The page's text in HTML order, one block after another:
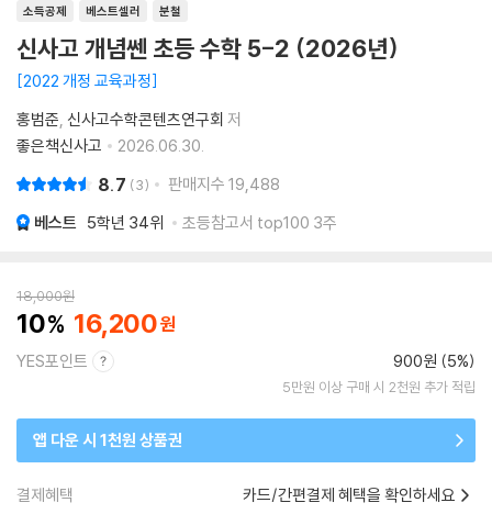
소득공제 베스트셀러 분철
신사고 개념쎈 초등 수학 5-2 (2026년)
2022 개정 교육과정
홍범준 신사고수학콘텐츠연구회 저
좋은책신사고
2026.06.30.
8.7 3 판매지수 19,488
베스트 5학년 34위 초등참고서 top100 3주
18,000원
10 16,200
YES포인트 900원 (5%)
5만원 이상 구매 시 2천원 추가 적립
앱 다운 시 1천원 상품권
결제혜택 카드/간편결제 혜택을 확인하세요